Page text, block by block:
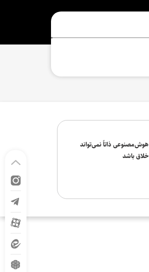
هوش‌مصنوعی ذاتاً نمی‌تواند
خلاق باشد